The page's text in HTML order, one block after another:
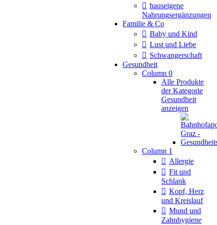
hauseigene
Nahrungsergänzungen
Familie & Co
Baby und Kind
Lust und Liebe
Schwangerschaft
Gesundheit
Column 0
Alle Produkte
der Kategorie
Gesundheit
anzeigen
Column 1
Allergie
Fit und
Schlank
Kopf, Herz
und Kreislauf
Mund und
Zahnhygiene